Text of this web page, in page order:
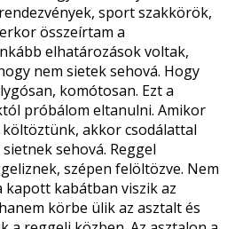
sport szakkörök,
összeírtam a
elhatározások voltak,
nem sietek sehová. Hogy
komótosan. Ezt a
próbálom eltanulni. Amikor
akkor csodálattal
sehová. Reggel
szépen felöltözve. Nem
kapott kabátban viszik az
körbe ülik az asztalt és